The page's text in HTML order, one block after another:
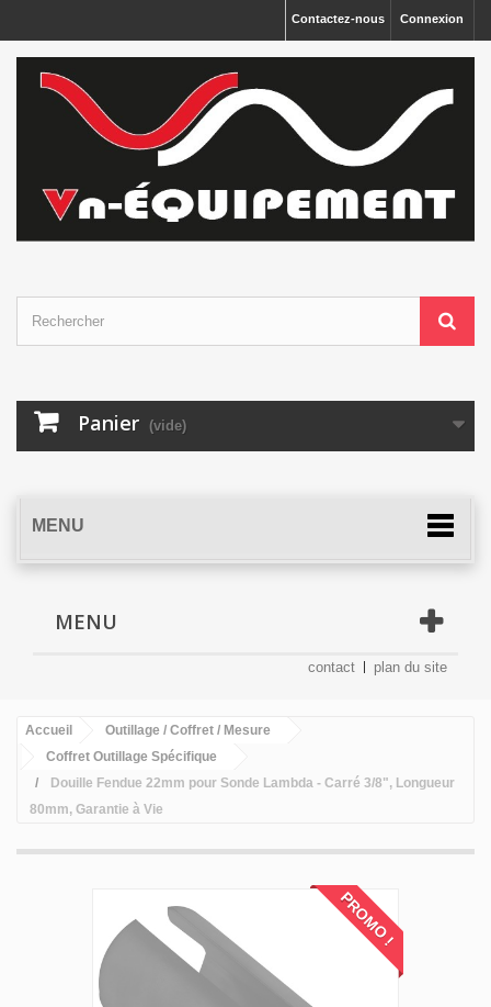
Connexion
Contactez-nous
Panier (vide)
MENU
MENU
contact plan du site
Accueil
Outillage / Coffret / Mesure
Coffret Outillage Spécifique
Douille Fendue 22mm pour Sonde Lambda - Carré 3/8", Longueur
80mm, Garantie à Vie
PROMO !